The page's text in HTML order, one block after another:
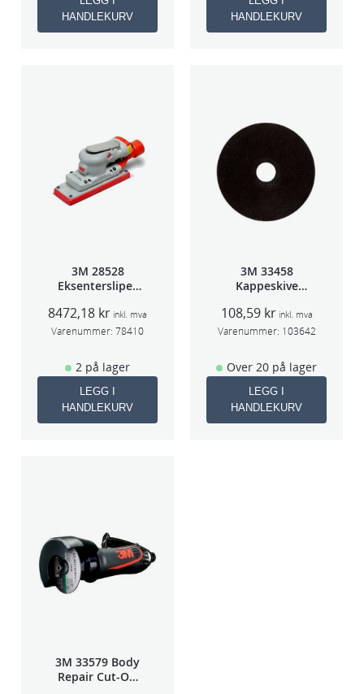
HANDLEKURV
HANDLEKURV
3M 28528
Eksentersliper
3mm slag
70×198
8472,18 kr inkl. mva
Varenummer: 78410
2 på lager
LEGG I
HANDLEKURV
3M 33458
Kappeskive
5stk/pk pris/stk
108,59 kr inkl. mva
Varenummer: 103642
Over 20 på lager
LEGG I
HANDLEKURV
3M 33579 Body
Repair Cut-Off